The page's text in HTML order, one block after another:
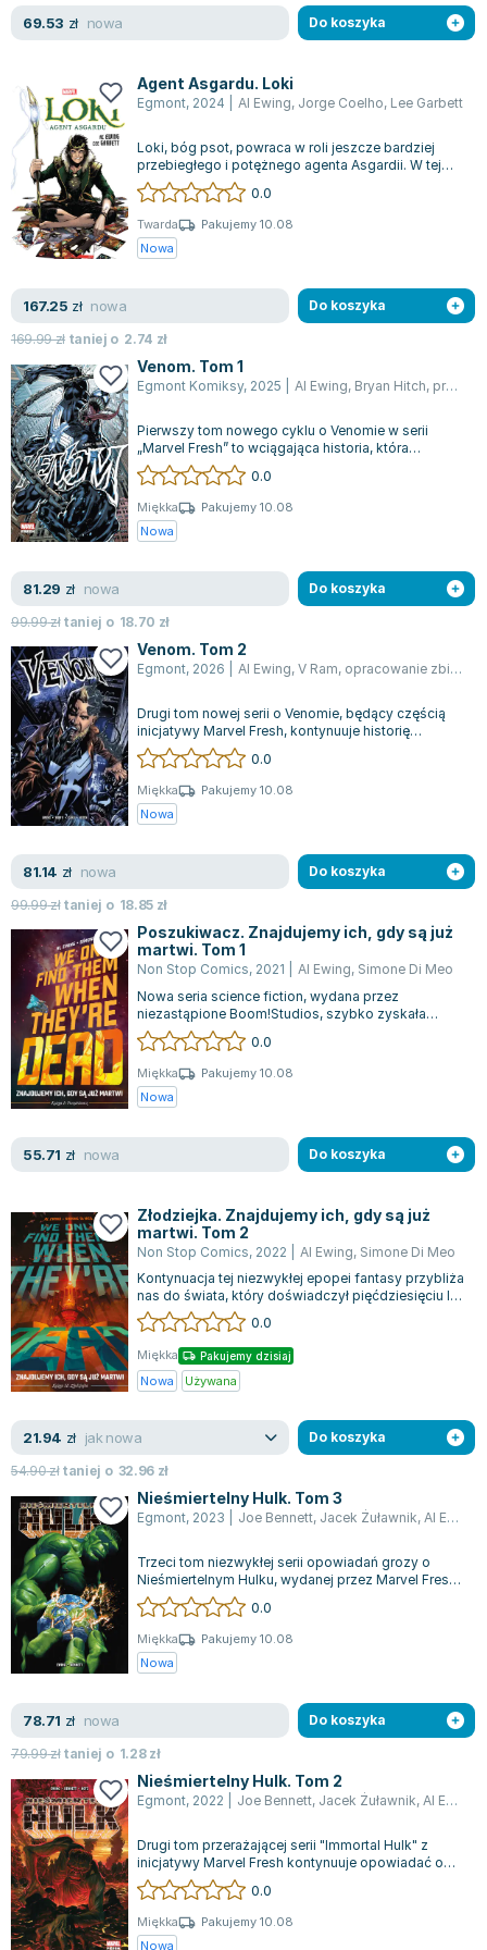
Książki o naukach politycznych dla studentów
Książki do nauk społecznych dla studentów
Książki do nauk ścisłych dla studentów
Prawo - książki dla studentów
Technologia żywności - książki
Zarządzanie i marketing - książki
Nauka języków obcych - książki
Podręczniki dla nauczycieli - metodyka
Bolesław Prus
Wanda Chotomska
Józef Ignacy Kraszewski
Clive Staples Lewis
Martyna Wojciechowska
Melissa De la Cruz
Blanka Lipińska
Jaś Kapela
Witold Gadowski
Jan Pietrzak
Marcin Kowalczyk
Piotr Zychowicz
Joanna Jabłczyńska
Piotr Kościelny
Jan Piński
Zygmunt Freud
Agata Passent
Maciej Orłoś
Jo Nesbo
Katarzyna Miller
Antoine de Saint Exupery
Lew Tołstoj
Mark Twain
Marcin Meller
Paulina Młynarska
ks. Piotr Pawlukiewicz
Piotr Latocha
Michael Scott
Piotr Semka
Jarosław Iwaszkiewicz
Joseph Murphy
Jan Sztaudynger
Aleksander Puszkin
Oscar Wilde
Małgorzata Ohme
Leszek Czarnecki
Maria Seweryn
Janina Zającówna
Eric Helms
Anna Prus (oprac.)
Nela Mała Reporterka
Agnieszka Maciąg
Barbara Wrzesińska
Virginia Woolf
Lorraine Warren
Ajahn Brahm
Lucinda Riley
Jacek Walkiewicz
69.53 zł nowa Do koszyka
Agent Asgardu. Loki
Egmont, 2024 Al Ewing, Jorge Coelho, Lee Garbett
Loki, bóg psot, powraca w roli jeszcze bardziej
przebiegłego i potężnego agenta Asgardii. W tej
wyjątkowej serii, Loki działa na z...
0.0
Twarda
Pakujemy 10.08
Nowa
167.25 zł nowa
169.99zł taniej o 2.74 zł
Do koszyka
Venom. Tom 1
Egmont Komiksy, 2025 Al Ewing, Bryan Hitch, praca zbiorowa
Pierwszy tom nowego cyklu o Venomie w serii
„Marvel Fresh” to wciągająca historia, która
przynosi ze sobą wiele emocji i nieoczeki...
0.0
Miękka
Pakujemy 10.08
Nowa
81.29 zł nowa
99.99złtaniej o 18.70 zł
Do koszyka
Venom. Tom 2
Egmont, 2026 Al Ewing, V Ram, opracowanie zbiorowe
Drugi tom nowej serii o Venomie, będący częścią
inicjatywy Marvel Fresh, kontynuuje historię
Eddiego Brocka, pierwszego Venoma, kt...
0.0
Miękka
Pakujemy 10.08
Nowa
81.14 zł nowa
99.99złtaniej o 18.85 zł
Do koszyka
Poszukiwacz. Znajdujemy ich, gdy są już
martwi. Tom 1
Non Stop Comics, 2021 Al Ewing, Simone Di Meo
Nowa seria science fiction, wydana przez
niezastąpione Boom!Studios, szybko zyskała
uznanie zarówno krytyków, jak i czytelników. Z...
0.0
Miękka
Pakujemy 10.08
Nowa
55.71 zł nowa Do koszyka
Złodziejka. Znajdujemy ich, gdy są już
martwi. Tom 2
Non Stop Comics, 2022 Al Ewing, Simone Di Meo
Kontynuacja tej niezwykłej epopei fantasy przybliża
nas do świata, który doświadczył pięćdziesięciu lat
burzliwych zmian od wydarz...
0.0
Miękka Pakujemy dzisiaj
Nowa Używana
21.94 zł jak nowa
54.90złtaniej o 32.96 zł
Do koszyka
Nieśmiertelny Hulk. Tom 3
Egmont, 2023 Joe Bennett, Jacek Żuławnik, Al Ewing
Trzeci tom niezwykłej serii opowiadań grozy o
Nieśmiertelnym Hulku, wydanej przez Marvel Fresh,
przenosi nas do świata, gdzie Gene...
0.0
Miękka
Pakujemy 10.08
Nowa
78.71 zł nowa
79.99złtaniej o 1.28zł
Do koszyka
Nieśmiertelny Hulk. Tom 2
Egmont, 2022 Joe Bennett, Jacek Żuławnik, Al Ewing
Drugi tom przerażającej serii "Immortal Hulk" z
inicjatywy Marvel Fresh kontynuuje opowiadać o
losach Nieśmiertelnego Hulka, przyw...
0.0
Miękka
Pakujemy 10.08
Nowa